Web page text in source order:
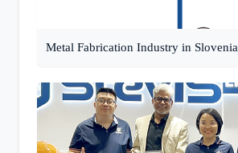
Metal Fabrication Industry in Slovenia